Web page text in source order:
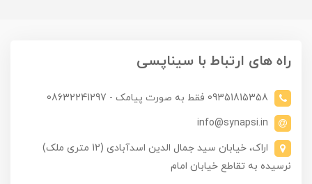
راه های ارتباط با سیناپسی
09351815358 فقط به صورت پیامک - 08632241297
info@synapsi.in
اراک، خیابان سید جمال الدین اسدآبادی (12 متری ملک)
نرسیده به تقاطع خیابان امام